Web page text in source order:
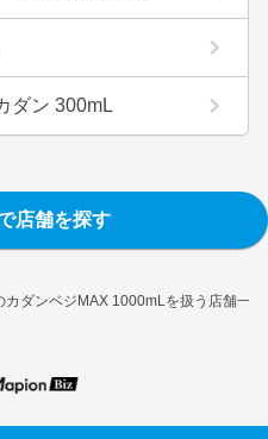
カダンベジMAX 1000mLを扱う店舗一覧
ダン 300mL
店舗を探す